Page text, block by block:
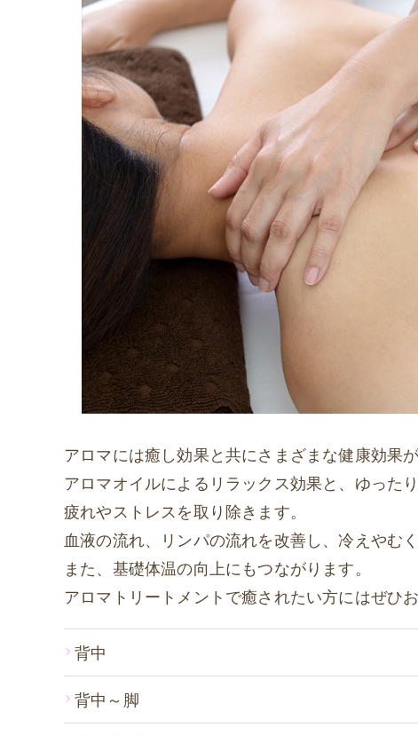
アロマには癒し効果と共にさまざまな健康効果が
アロマオイルによるリラックス効果と、ゆった
疲れやストレスを取り除きます。
血液の流れ、リンパの流れを改善し、冷えやむ
また、基礎体温の向上にもつながります。
アロマトリートメントで癒されたい方にはぜひお
背中
背中～脚